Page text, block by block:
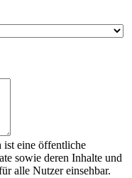
ist eine öffentliche
personenbezogene Daten sind online für alle Nutzer einsehbar.